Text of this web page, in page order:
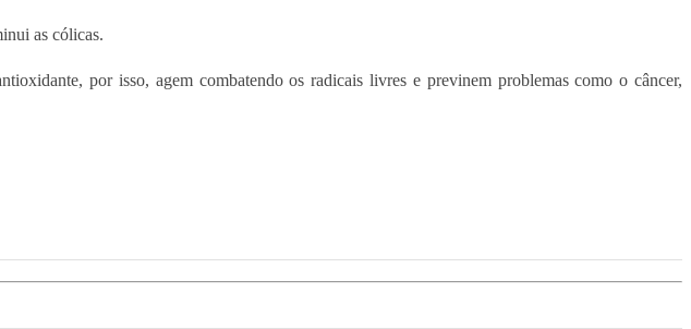
as cólicas.
por isso, agem combatendo os radicais livres e previnem problemas como o câncer,